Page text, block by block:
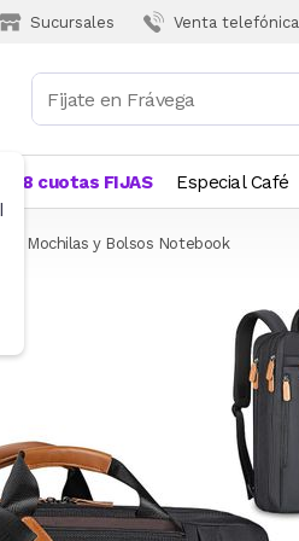
Sucursales Venta telefónica
18 cuotas FIJAS Especial Café
Mochilas y Bolsos Notebook